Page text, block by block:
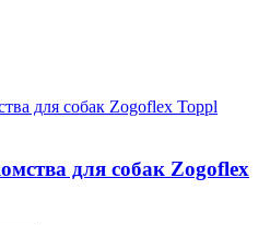
для собак Zogoflex